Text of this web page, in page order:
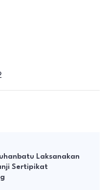
Laksanakan
Sertipikat